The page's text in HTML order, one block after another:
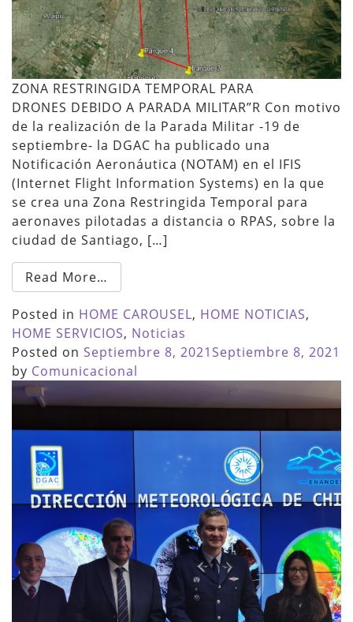
ZONA RESTRINGIDA TEMPORAL PARA
DRONES DEBIDO A PARADA MILITAR”R Con motivo
de la realización de la Parada Militar -19 de
septiembre- la DGAC ha publicado una
Notificación Aeronáutica (NOTAM) en el IFIS
(Internet Flight Information Systems) en la que
se crea una Zona Restringida Temporal para
aeronaves pilotadas a distancia o RPAS, sobre la
ciudad de Santiago, […]
Read More…
Posted in HOME CAROUSEL, HOME NOTICIAS,
HOME SERVICIOS, Noticias
Posted on Septiembre 8, 2021 Septiembre 8, 2021
by Comunicacional